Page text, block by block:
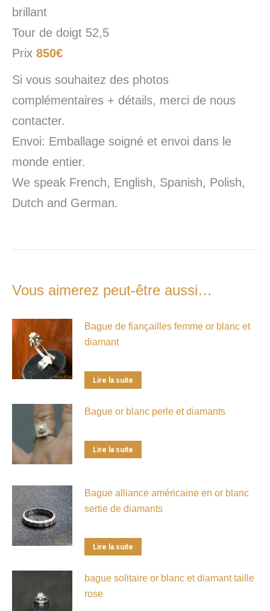
brillant
Tour de doigt 52,5
Prix 850€
Si vous souhaitez des photos
complémentaires + détails, merci de nous
contacter.
Envoi: Emballage soigné et envoi dans le
monde entier.
We speak French, English, Spanish, Polish,
Dutch and German.
Vous aimerez peut-être aussi…
Bague de fiançailles femme or blanc et
diamant
Lire la suite
Bague or blanc perle et diamants
Lire la suite
Bague alliance américaine en or blanc
sertie de diamants
Lire la suite
bague solitaire or blanc et diamant taille
rose